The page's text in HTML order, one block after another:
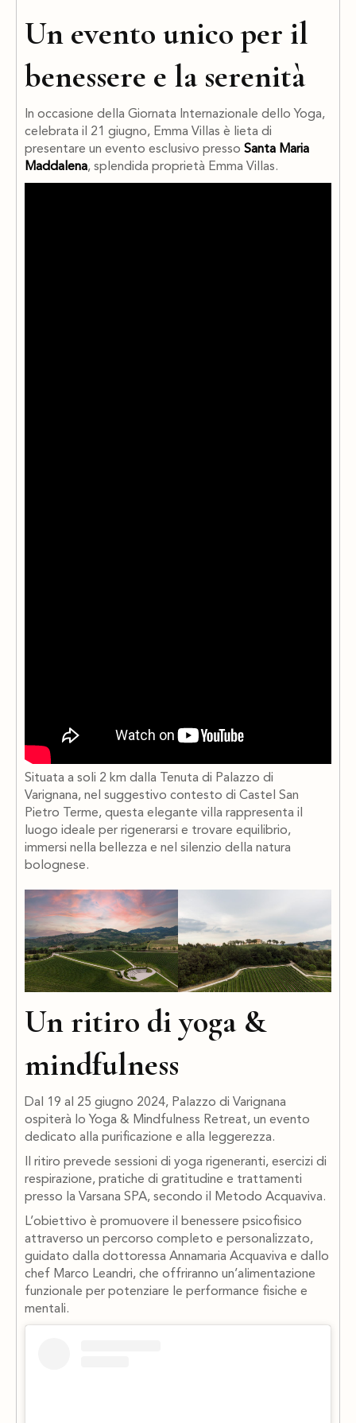
Un evento unico per il
benessere e la serenità
In occasione della Giornata Internazionale dello Yoga,
celebrata il 21 giugno, Emma Villas è lieta di
presentare un evento esclusivo presso Santa Maria
Maddalena, splendida proprietà Emma Villas.
Situata a soli 2 km dalla Tenuta di Palazzo di
Varignana, nel suggestivo contesto di Castel San
Pietro Terme, questa elegante villa rappresenta il
luogo ideale per rigenerarsi e trovare equilibrio,
immersi nella bellezza e nel silenzio della natura
bolognese.
Un ritiro di yoga &
mindfulness
Dal 19 al 25 giugno 2024, Palazzo di Varignana
ospiterà lo Yoga & Mindfulness Retreat, un evento
dedicato alla purificazione e alla leggerezza.
Il ritiro prevede sessioni di yoga rigeneranti, esercizi di
respirazione, pratiche di gratitudine e trattamenti
presso la Varsana SPA, secondo il Metodo Acquaviva.
L’obiettivo è promuovere il benessere psicofisico
attraverso un percorso completo e personalizzato,
guidato dalla dottoressa Annamaria Acquaviva e dallo
chef Marco Leandri, che offriranno un’alimentazione
funzionale per potenziare le performance fisiche e
mentali.